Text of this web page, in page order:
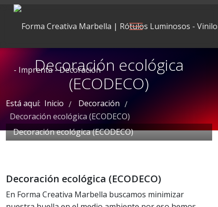
Decoración ecológica
(ECODECO)
Está aquí: Inicio / Decoración /
Decoración ecológica (ECODECO)
Decoración ecológica (ECODECO)
Decoración ecológica (ECODECO)
En Forma Creativa Marbella buscamos minimizar